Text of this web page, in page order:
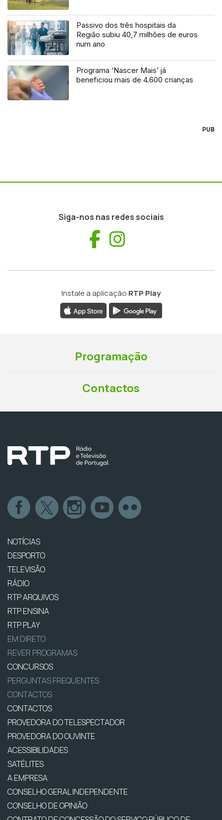
Passivo dos três hospitais da
Região subiu 40,7 milhões de euros
num ano
Programa ‘Nascer Mais’ já
beneficiou mais de 4.600 crianças
PUB
Siga-nos nas redes sociais
Facebook
Instale a aplicação RTP Play
Programação
Contactos
NOTÍCIAS
DESPORTO
TELEVISÃO
RÁDIO
RTP ARQUIVOS
RTP ENSINA
RTP PLAY
EM DIRETO
REVER PROGRAMAS
CONCURSOS
PERGUNTAS FREQUENTES
CONTACTOS
CONTACTOS
PROVEDORA DO TELESPECTADOR
PROVEDORA DO OUVINTE
ACESSIBILIDADES
SATÉLITES
A EMPRESA
CONSELHO GERAL INDEPENDENTE
CONSELHO DE OPINIÃO